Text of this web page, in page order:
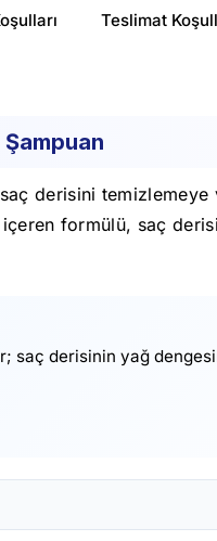
Teslimat
derisini
formülü, saç
saç derisinin yağ